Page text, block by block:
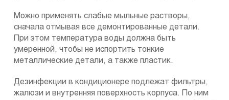
Можно применять слабые мыльные растворы,
сначала отмывая все демонтированные детали.
При этом температура воды должна быть
умеренной, чтобы не испортить тонкие
металлические детали, а также пластик.
Дезинфекции в кондиционере подлежат фильтры,
жалюзи и внутренняя поверхность корпуса. По ним